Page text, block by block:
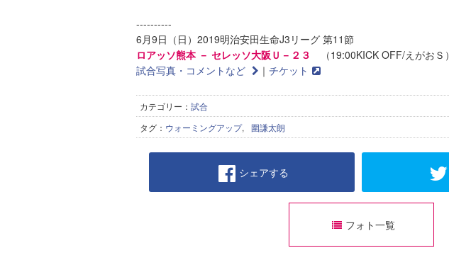
----------
6月9日（日）2019明治安田生命J3リーグ 第11節
ロアッソ熊本 － セレッソ大阪Ｕ－２３ （19:00KICK OFF/えがおＳ）
試合写真・コメントなど
｜ チケット
カテゴリー： 試合
タグ： ウォーミングアップ, 圍謙太朗
シェアする
フォト一覧